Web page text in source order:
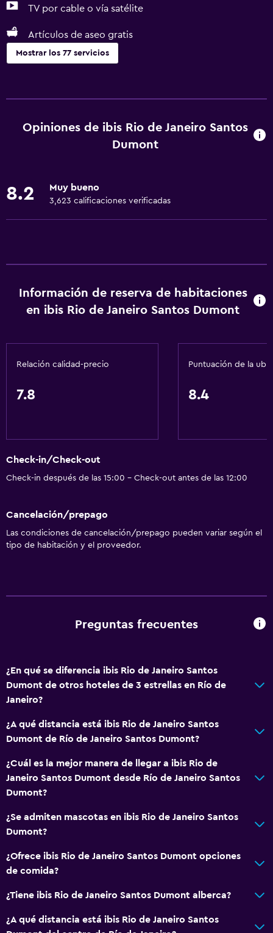
TV por cable o vía satélite
Artículos de aseo gratis
Mostrar los 77 servicios
Unidad accesible para personas en silla de ruedas
Mascotas permitidas bajo consulta (pueden aplicar cargos
Ascensor
Lavabo bajo
Fregadero bajo
Plantas superiores accesibles por ascensor
Wifi disponible en todas las instalaciones
Internet
Ropa de cama
Extinguidor
Artículos de aseo gratis
Gel de ducha
Aire acondicionado
Servicios y facilidades
Servicio de despertador
Instalaciones para reuniones
Mostrador de información turística
Check-out exprés
Inodoro adaptado
Ducha
Opiniones de ibis Rio de Janeiro Santos
Dumont
8.2 Muy bueno
3,623 calificaciones verificadas
Información de reserva de habitaciones
en ibis Rio de Janeiro Santos Dumont
Relación calidad-precio
7.8
Puntuación de la
8.4
Check-in/Check-out
Check-in después de las 15:00 - Check-out antes de las 12:00
Cancelación/prepago
Las condiciones de cancelación/prepago pueden variar según el
tipo de habitación y el proveedor.
Preguntas frecuentes
¿En qué se diferencia ibis Rio de Janeiro Santos
Dumont de otros hoteles de 3 estrellas en Río de
Janeiro?
¿A qué distancia está ibis Rio de Janeiro Santos
Dumont de Río de Janeiro Santos Dumont?
¿Cuál es la mejor manera de llegar a ibis Rio de
Janeiro Santos Dumont desde Río de Janeiro Santos
Dumont?
¿Se admiten mascotas en ibis Rio de Janeiro Santos
Dumont?
¿Ofrece ibis Rio de Janeiro Santos Dumont opciones
de comida?
¿Tiene ibis Rio de Janeiro Santos Dumont alberca?
¿A qué distancia está ibis Rio de Janeiro Santos